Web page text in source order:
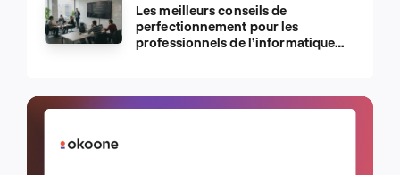
Les meilleurs conseils de
perfectionnement pour les
professionnels de l’informatique